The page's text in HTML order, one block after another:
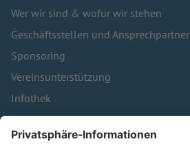
Wer wir sind & wofür wir stehen
Geschäftsstellen und Ansprechpartner
Sponsoring
Vereinsunterstützung
Infothek
Kontakt